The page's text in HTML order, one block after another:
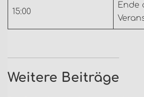
15:00
Ende
Weitere Beiträge